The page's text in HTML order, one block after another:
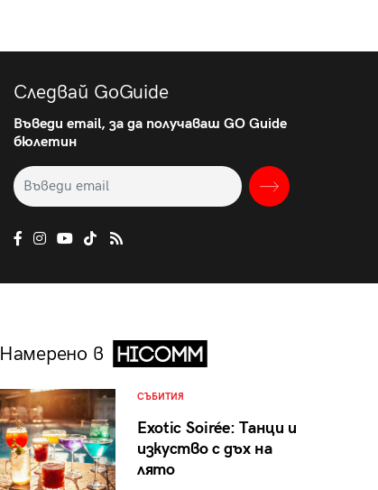
Следвай GoGuide
Въведи email, за да получаваш GO Guide
бюлетин
Намерено в
СЪБИТИЯ
Exotic Soirée: Танци и
изкуство с дъх на
лято